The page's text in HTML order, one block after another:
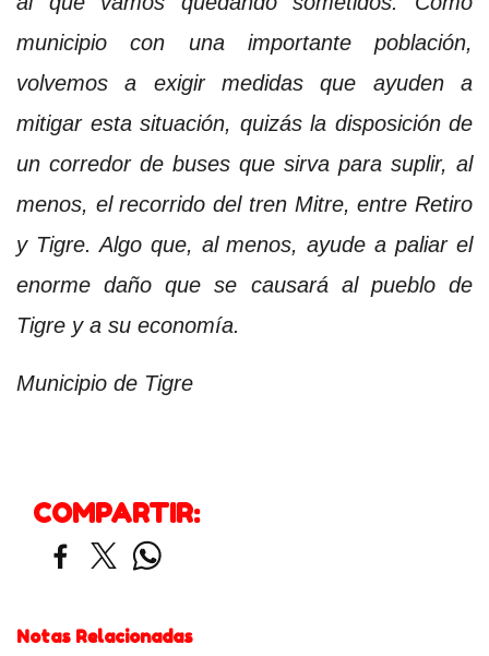
municipio con una importante población,
volvemos a exigir medidas que ayuden a
mitigar esta situación, quizás la disposición de
un corredor de buses que sirva para suplir, al
menos, el recorrido del tren Mitre, entre Retiro
y Tigre. Algo que, al menos, ayude a paliar el
enorme daño que se causará al pueblo de
Tigre y a su economía.
Municipio de Tigre
COMPARTIR:
Notas Relacionadas